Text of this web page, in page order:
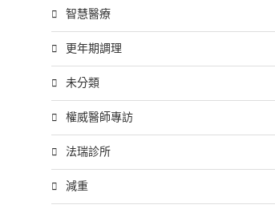
智慧醫療
更年期調理
未分類
權威醫師專訪
法瑞診所
減重